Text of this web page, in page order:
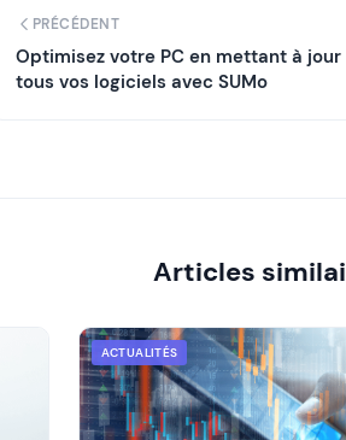
PRÉCÉDENT
Optimisez votre PC en mettant à jour
tous vos logiciels avec SUMo
Articles
ACTUALITÉS